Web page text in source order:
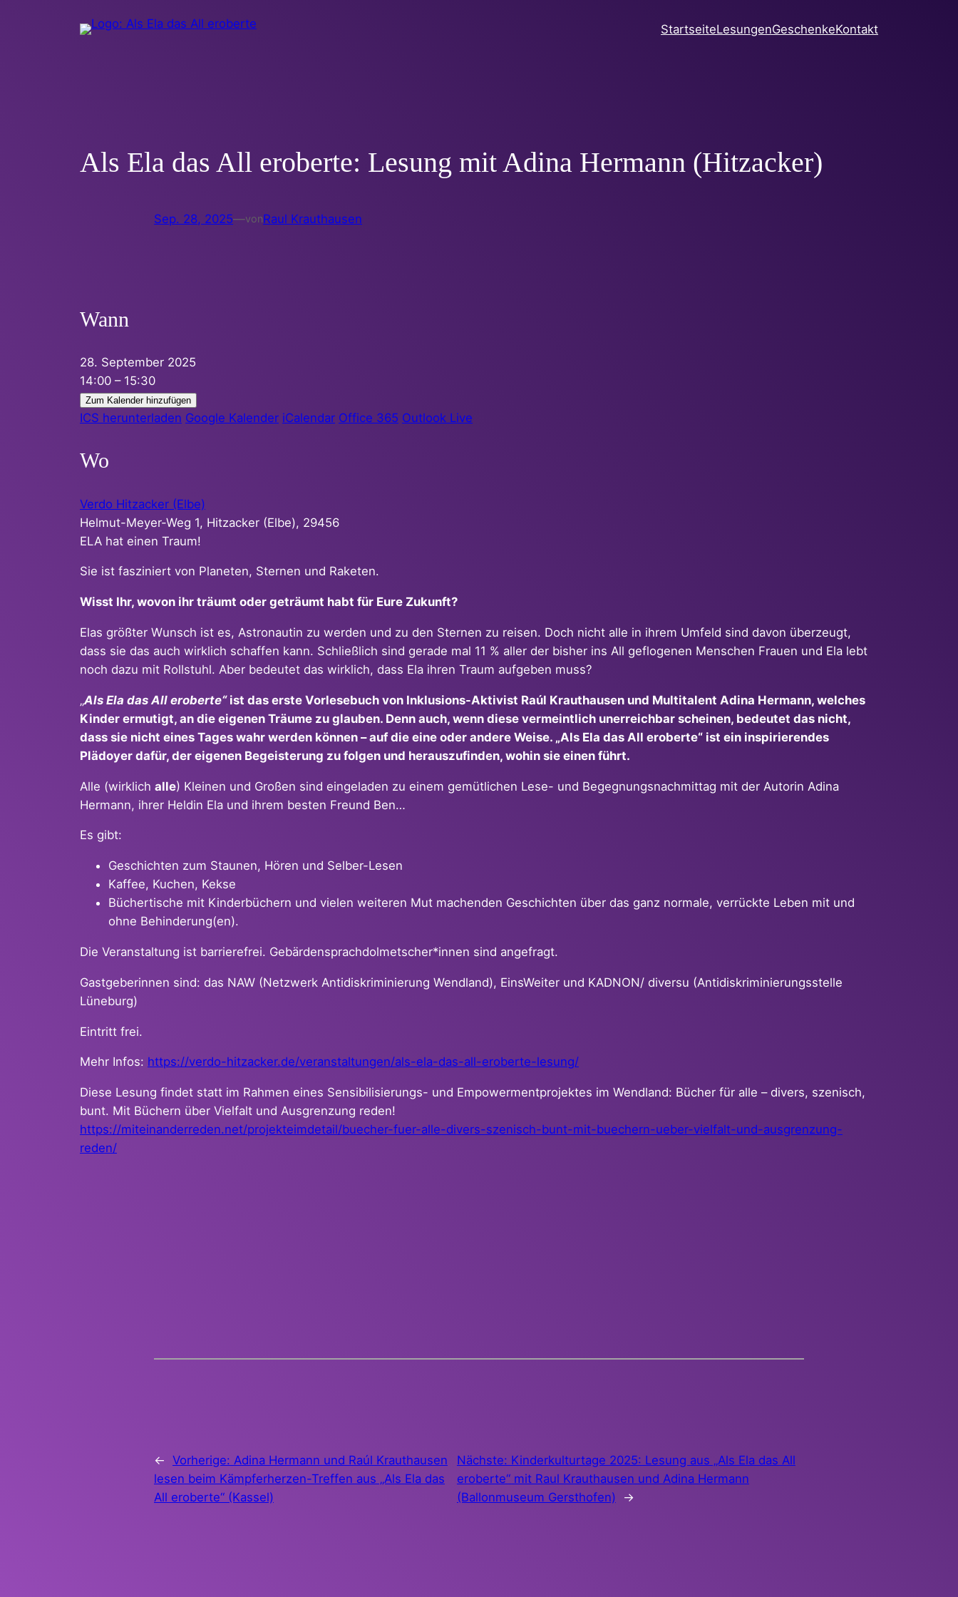
StartseiteLesungenGeschenkeKontakt
Als Ela das All eroberte: Lesung mit Adina Hermann (Hitzacker)
Sep. 28, 2025—vonRaul Krauthausen
Wann
28. September 2025
14:00 – 15:30
Zum Kalender hinzufügen
ICS herunterladen Google Kalender iCalendar Office 365 Outlook Live
Wo
Verdo Hitzacker (Elbe)
Helmut-Meyer-Weg 1, Hitzacker (Elbe), 29456
ELA hat einen Traum!
Sie ist fasziniert von Planeten, Sternen und Raketen.
Wisst Ihr, wovon ihr träumt oder geträumt habt für Eure Zukunft?
Elas größter Wunsch ist es, Astronautin zu werden und zu den Sternen zu reisen. Doch nicht alle in ihrem Umfeld sind davon überzeugt,
dass sie das auch wirklich schaffen kann. Schließlich sind gerade mal 11 % aller der bisher ins All geflogenen Menschen Frauen und Ela lebt
noch dazu mit Rollstuhl. Aber bedeutet das wirklich, dass Ela ihren Traum aufgeben muss?
„Als Ela das All eroberte“ist das erste Vorlesebuch von Inklusions-Aktivist Raúl Krauthausen und Multitalent Adina Hermann, welches
Kinder ermutigt, an die eigenen Träume zu glauben. Denn auch, wenn diese vermeintlich unerreichbar scheinen, bedeutet das nicht,
dass sie nicht eines Tages wahr werden können – auf die eine oder andere Weise. „Als Ela das All eroberte“ ist ein inspirierendes
Plädoyer dafür, der eigenen Begeisterung zu folgen und herauszufinden, wohin sie einen führt.
Alle (wirklich alle) Kleinen und Großen sind eingeladen zu einem gemütlichen Lese- und Begegnungsnachmittag mit der Autorin Adina
Hermann, ihrer Heldin Ela und ihrem besten Freund Ben…
Es gibt:
Geschichten zum Staunen, Hören und Selber-Lesen
Kaffee, Kuchen, Kekse
Büchertische mit Kinderbüchern und vielen weiteren Mut machenden Geschichten über das ganz normale, verrückte Leben mit und
ohne Behinderung(en).
Die Veranstaltung ist barrierefrei. Gebärdensprachdolmetscher*innen sind angefragt.
Gastgeberinnen sind: das NAW (Netzwerk Antidiskriminierung Wendland), EinsWeiter und KADNON/ diversu (Antidiskriminierungsstelle
Lüneburg)
Eintritt frei.
Mehr Infos: https://verdo-hitzacker.de/veranstaltungen/als-ela-das-all-eroberte-lesung/
Diese Lesung findet statt im Rahmen eines Sensibilisierungs- und Empowermentprojektes im Wendland: Bücher für alle – divers, szenisch,
bunt. Mit Büchern über Vielfalt und Ausgrenzung reden!
https://miteinanderreden.net/projekteimdetail/buecher-fuer-alle-divers-szenisch-bunt-mit-buechern-ueber-vielfalt-und-ausgrenzung-
reden/
← Vorherige: Adina Hermann und Raúl Krauthausen
lesen beim Kämpferherzen-Treffen aus „Als Ela das
All eroberte“ (Kassel)
Nächste: Kinderkulturtage 2025: Lesung aus „Als Ela das All
eroberte“ mit Raul Krauthausen und Adina Hermann
(Ballonmuseum Gersthofen)
→